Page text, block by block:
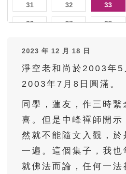
31 32 33
36 37 38
52 53
2023 年 12 月 18 日
淨空老和尚於2003年5
2003年7月8日圓滿。
同學，蓮友，作三時繫
喜。但是中峰禪師開示
然就不能隨文入觀，於
一遍。這個集子，我也
就佛法而論，任何一法